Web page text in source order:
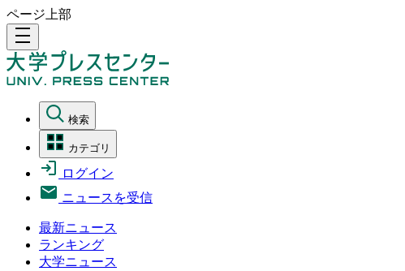
ページ上部
density_medium
検索
カテゴリ
ログイン
ニュースを受信
最新ニュース
ランキング
大学ニュース